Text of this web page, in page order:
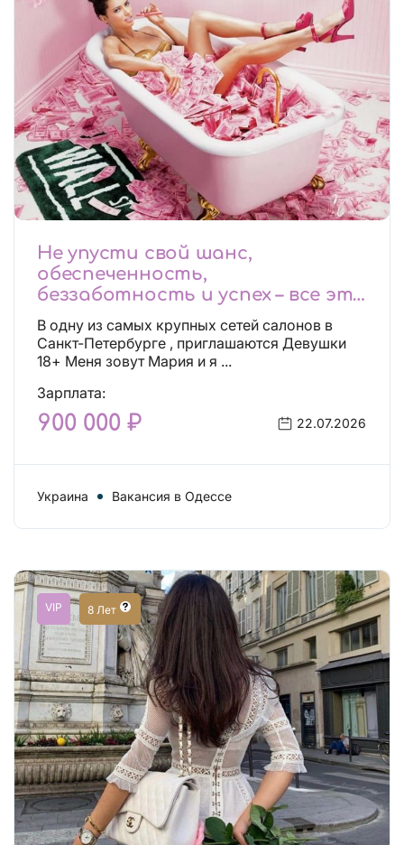
Не упусти свой шанс,
обеспеченность,
беззаботность и успех – все это
будет уже завтра, поспеши!
Лучшие условия!
В одну из самых крупных сетей салонов в
Санкт-Петербурге , приглашаются Девушки
18+ Меня зовут Мария и я ...
Зарплата:
900 000 ₽ 22.07.2026
Украина Вакансия в Одессе
VIP 8 Лет